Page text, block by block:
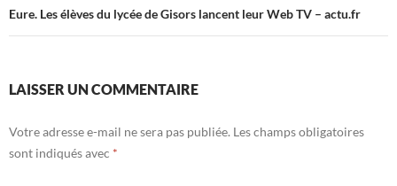
Eure. Les élèves du lycée de Gisors lancent leur Web TV – actu.fr
LAISSER UN COMMENTAIRE
Votre adresse e-mail ne sera pas publiée. Les champs obligatoires
sont indiqués avec *